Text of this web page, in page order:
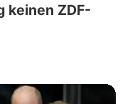
keinen ZDF-